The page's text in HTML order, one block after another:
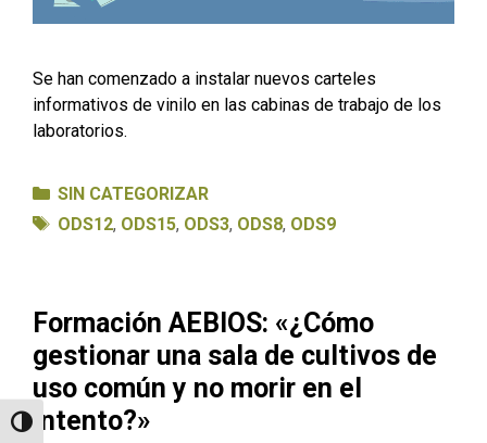
Alternar alto contraste
Se han comenzado a instalar nuevos carteles
informativos de vinilo en las cabinas de trabajo de los
laboratorios.
Categorías
SIN CATEGORIZAR
Etiquetas
ODS12, ODS15, ODS3, ODS8, ODS9
Formación AEBIOS: «¿Cómo
gestionar una sala de cultivos de
uso común y no morir en el
intento?»